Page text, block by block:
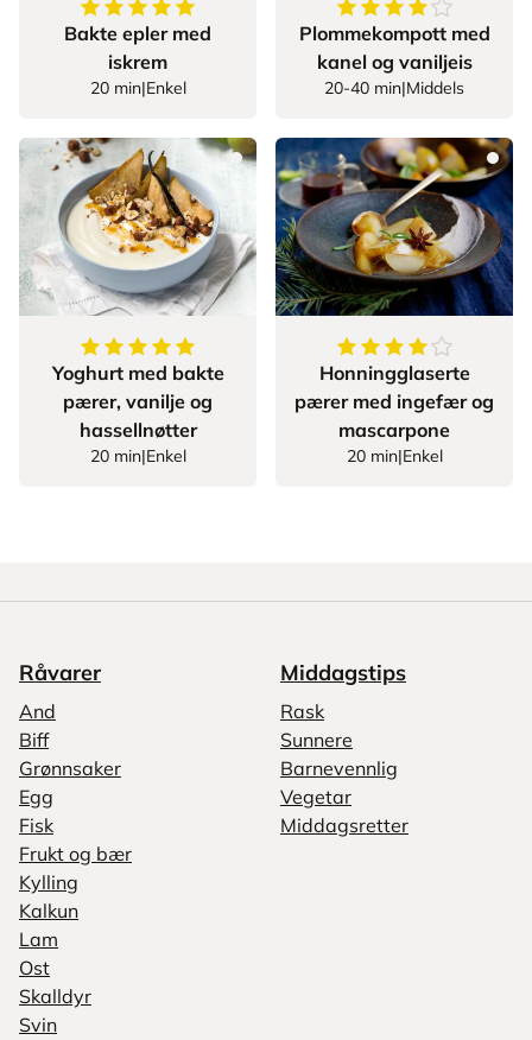
5av5stjerner
Bakte epler med
iskrem
20 min|Enkel
4.666666666666667
Plommekompott med
kanel og vaniljeis
20-40 min|Middels
5av5stjerner
Yoghurt med bakte
pærer, vanilje og
hassellnøtter
20 min|Enkel
4.428571428571429
Honningglaserte
pærer med ingefær og
mascarpone
20 min|Enkel
Råvarer
And
Biff
Grønnsaker
Egg
Fisk
Frukt og bær
Kylling
Kalkun
Lam
Ost
Skalldyr
Svin
Middagstips
Rask
Sunnere
Barnevennlig
Vegetar
Middagsretter